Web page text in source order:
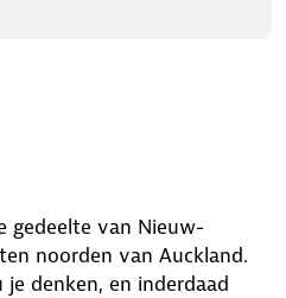
gedeelte van Nieuw-
noorden van Auckland.
denken, en inderdaad